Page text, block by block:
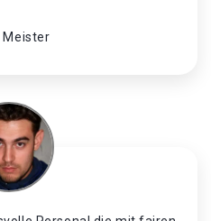
Meister